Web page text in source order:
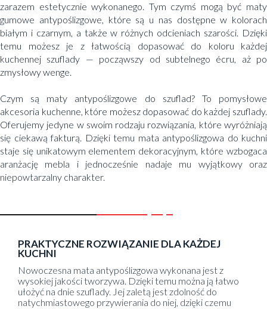
zarazem estetycznie wykonanego. Tym czymś mogą być maty
gumowe antypoślizgowe, które są u nas dostępne w kolorach
białym i czarnym, a także w różnych odcieniach szarości. Dzięki
temu możesz je z łatwością dopasować do koloru każdej
kuchennej szuflady — począwszy od subtelnego écru, aż po
zmysłowy wenge.
Czym są maty antypoślizgowe do szuflad? To pomysłowe
akcesoria kuchenne, które możesz dopasować do każdej szuflady.
Oferujemy jedyne w swoim rodzaju rozwiązania, które wyróżniają
się ciekawą fakturą. Dzięki temu mata antypoślizgowa do kuchni
staje się unikatowym elementem dekoracyjnym, które wzbogaca
aranżację mebla i jednocześnie nadaje mu wyjątkowy oraz
niepowtarzalny charakter.
PRAKTYCZNE ROZWIĄZANIE DLA KAŻDEJ
KUCHNI
Nowoczesna mata antypoślizgowa wykonana jest z
wysokiej jakości tworzywa. Dzięki temu można ją łatwo
ułożyć na dnie szuflady. Jej zaletą jest zdolność do
natychmiastowego przywierania do niej, dzięki czemu